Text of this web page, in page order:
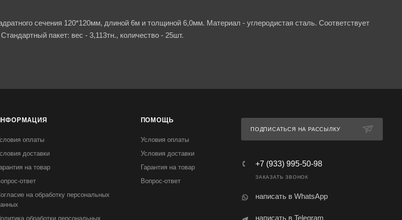
сечения 120*120мм, длиной 6м и толщиной 6,0мм. Материал - углеродистая сталь. Соответствует
пакет: вес - 3,113тн., количество - 25шт.
оплаты
доставки
на товар
ответ
на обработку персональных
обработки персональных
ПОМОЩЬ
Условия оплаты
Условия доставки
Гарантия на товар
Вопрос-ответ
ПОДПИСАТЬСЯ НА РАССЫЛКУ
+7 (933) 995-50-98
ЗАКАЗАТЬ ЗВОНОК
написать в WhatsApp
написать в Telegram